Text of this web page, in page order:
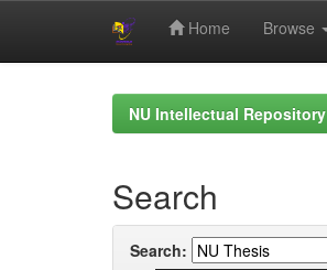
Home Browse
NU Intellectual Repository
Search
Search: